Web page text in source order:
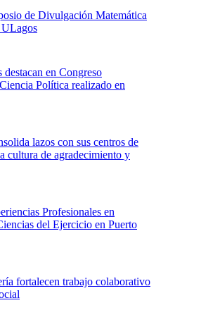
de Divulgación Matemática
ULagos
en Congreso
Política realizado en
lazos con sus centros de
cultura de agradecimiento y
Profesionales en
del Ejercicio en Puerto
fortalecen trabajo colaborativo